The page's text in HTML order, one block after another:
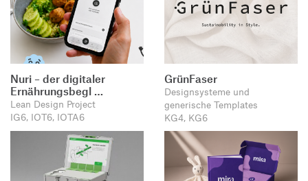
Nuri – der digitaler
Ernährungsbegl …
Lean Design Project
IG6, IOT6, IOTA6
GrünFaser
Designsysteme und
generische Templates
KG4, KG6